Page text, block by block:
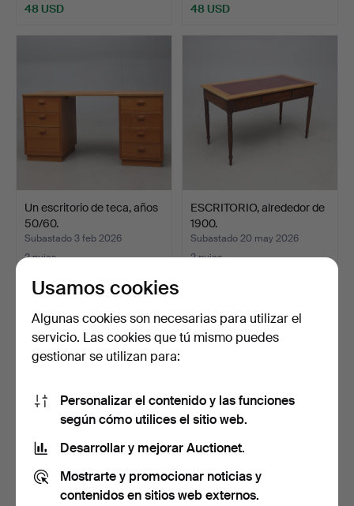
48 USD 48 USD
Un escritorio de teca, años
50/60.
Subastado 3 feb 2026
2 pujas
ESCRITORIO, alrededor de
1900.
Subastado 20 may 2026
2 pujas
ESCRITORIO, teca,
décadas de 1950/60.
ESCRITORIO, Jugend,
principios del siglo X…
Usamos cookies
Algunas cookies son necesarias para utilizar el
servicio. Las cookies que tú mismo puedes
gestionar se utilizan para:
Personalizar el contenido y las funciones
según cómo utilices el sitio web.
Desarrollar y mejorar Auctionet.
Mostrarte y promocionar noticias y
contenidos en sitios web externos.